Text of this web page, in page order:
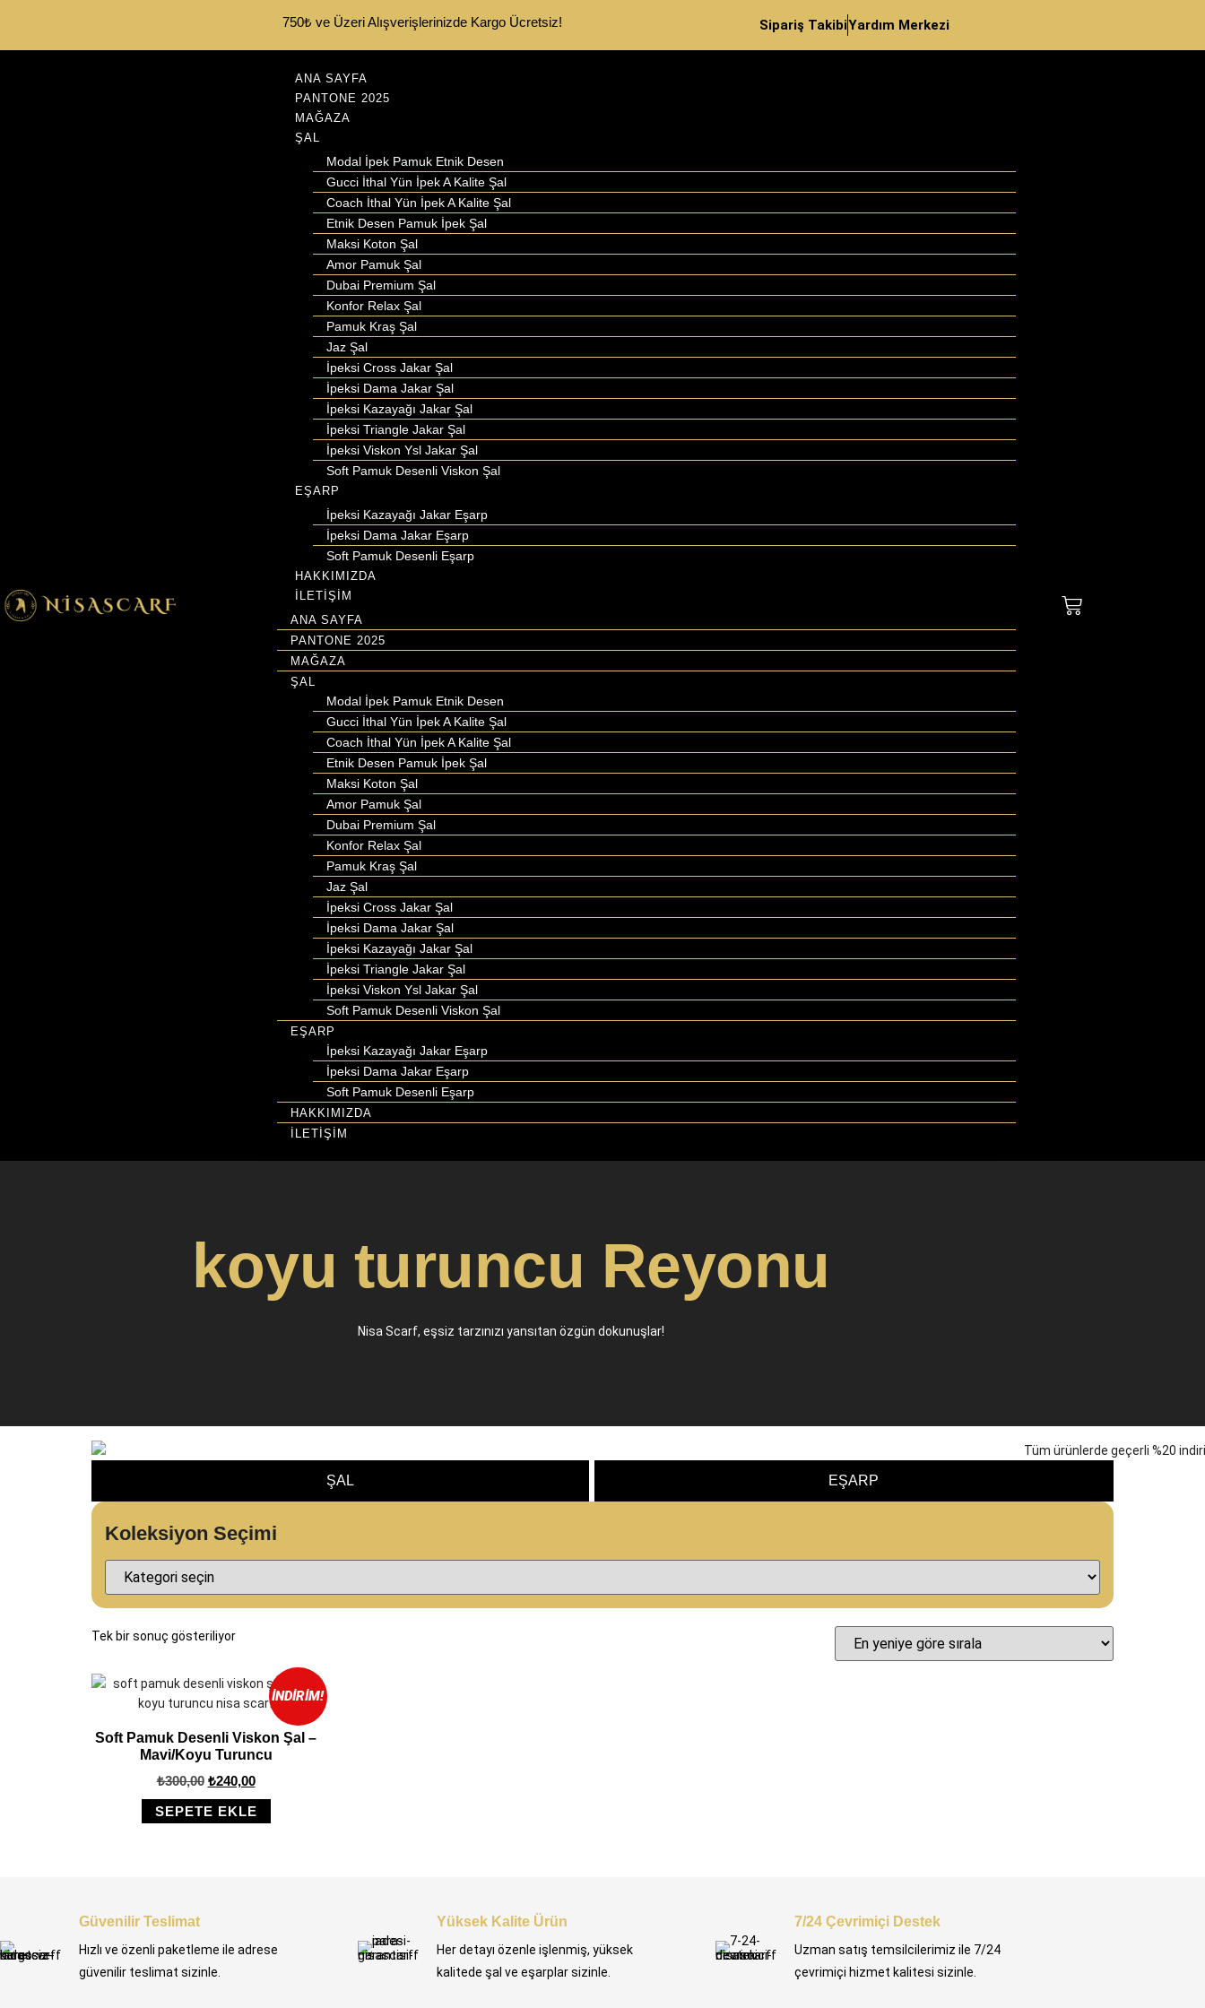
750₺ ve Üzeri Alışverişlerinizde Kargo Ücretsiz! Sipariş TakibiYardım Merkezi
ANA SAYFA
PANTONE 2025
MAĞAZA
ŞAL
Modal İpek Pamuk Etnik Desen
Gucci İthal Yün İpek A Kalite Şal
Coach İthal Yün İpek A Kalite Şal
Etnik Desen Pamuk İpek Şal
Maksi Koton Şal
Amor Pamuk Şal
Dubai Premium Şal
Konfor Relax Şal
Pamuk Kraş Şal
Jaz Şal
İpeksi Cross Jakar Şal
İpeksi Dama Jakar Şal
İpeksi Kazayağı Jakar Şal
İpeksi Triangle Jakar Şal
İpeksi Viskon Ysl Jakar Şal
Soft Pamuk Desenli Viskon Şal
EŞARP
İpeksi Kazayağı Jakar Eşarp
İpeksi Dama Jakar Eşarp
Soft Pamuk Desenli Eşarp
HAKKIMIZDA
İLETİŞİM
ANA SAYFA
PANTONE 2025
MAĞAZA
ŞAL
Modal İpek Pamuk Etnik Desen
Gucci İthal Yün İpek A Kalite Şal
Coach İthal Yün İpek A Kalite Şal
Etnik Desen Pamuk İpek Şal
Maksi Koton Şal
Amor Pamuk Şal
Dubai Premium Şal
Konfor Relax Şal
Pamuk Kraş Şal
Jaz Şal
İpeksi Cross Jakar Şal
İpeksi Dama Jakar Şal
İpeksi Kazayağı Jakar Şal
İpeksi Triangle Jakar Şal
İpeksi Viskon Ysl Jakar Şal
Soft Pamuk Desenli Viskon Şal
EŞARP
İpeksi Kazayağı Jakar Eşarp
İpeksi Dama Jakar Eşarp
Soft Pamuk Desenli Eşarp
HAKKIMIZDA
İLETİŞİM
koyu turuncu Reyonu
Nisa Scarf, eşsiz tarzınızı yansıtan özgün dokunuşlar!
ŞAL EŞARP
Koleksiyon Seçimi
Tek bir sonuç gösteriliyor
İNDIRIM!
Soft Pamuk Desenli Viskon Şal –
Mavi/Koyu Turuncu
₺300,00 ₺240,00
SEPETE EKLE
Güvenilir Teslimat
Hızlı ve özenli paketleme ile adrese
güvenilir teslimat sizinle.
Yüksek Kalite Ürün
Her detayı özenle işlenmiş, yüksek
kalitede şal ve eşarplar sizinle.
7/24 Çevrimiçi Destek
Uzman satış temsilcilerimiz ile 7/24
çevrimiçi hizmet kalitesi sizinle.